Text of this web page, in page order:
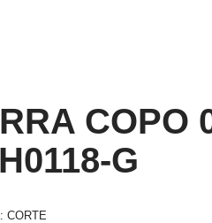
COPO
G
CORTE